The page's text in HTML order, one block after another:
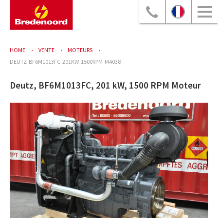
HOME VENTE
MOTEURS
DEUTZ-BF6M1013FC-201KW-1500RPM-M4038
Deutz, BF6M1013FC, 201 kW, 1500 RPM Moteur